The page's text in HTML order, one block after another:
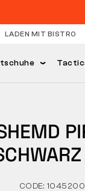
LADEN MIT BISTRO
CODE: